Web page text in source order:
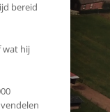
bereid
wat hij